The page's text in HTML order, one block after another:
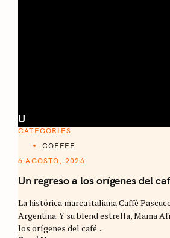
U
CATEGORIES
COFFEE
6 AGOSTO, 2026
Un regreso a los orígenes del
La histórica marca italiana Caffè
Argentina. Y su blend estrella, Mama
los orígenes del café. ..